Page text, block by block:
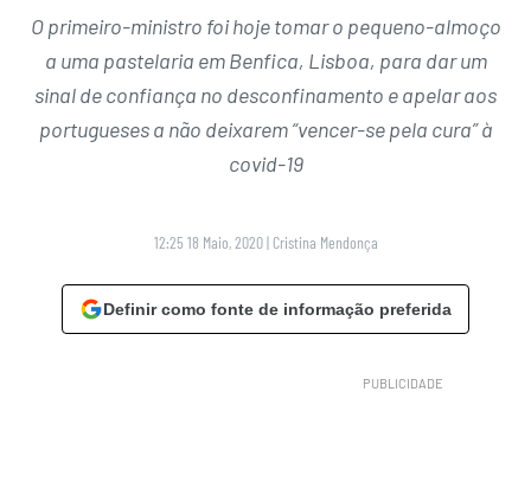
O primeiro-ministro foi hoje tomar o pequeno-almoço
a uma pastelaria em Benfica, Lisboa, para dar um
sinal de confiança no desconfinamento e apelar aos
portugueses a não deixarem “vencer-se pela cura” à
covid-19
12:25 18 Maio, 2020 | Cristina Mendonça
Definir como fonte de informação preferida